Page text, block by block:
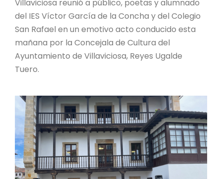
Villaviciosa reunió a público, poetas y alumnado
del IES Víctor García de la Concha y del Colegio
San Rafael en un emotivo acto conducido esta
mañana por la Concejala de Cultura del
Ayuntamiento de Villaviciosa, Reyes Ugalde
Tuero.